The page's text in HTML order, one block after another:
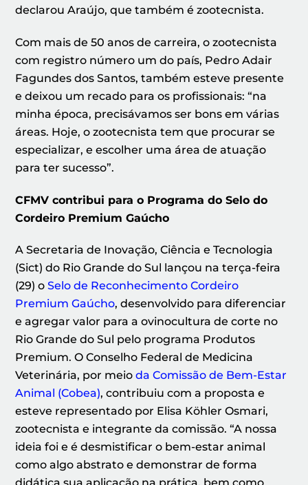
declarou Araújo, que também é zootecnista.
Com mais de 50 anos de carreira, o zootecnista
com registro número um do país, Pedro Adair
Fagundes dos Santos, também esteve presente
e deixou um recado para os profissionais: “na
minha época, precisávamos ser bons em várias
áreas. Hoje, o zootecnista tem que procurar se
especializar, e escolher uma área de atuação
para ter sucesso”.
CFMV contribui para o Programa do Selo do
Cordeiro Premium Gaúcho
A Secretaria de Inovação, Ciência e Tecnologia
(Sict) do Rio Grande do Sul lançou na terça-feira
(29) oSelo de Reconhecimento Cordeiro
Premium Gaúcho, desenvolvido para diferenciar
e agregar valor para a ovinocultura de corte no
Rio Grande do Sul pelo programa Produtos
Premium. O Conselho Federal de Medicina
Veterinária, por meioda Comissão de Bem-Estar
Animal (Cobea), contribuiu com a proposta e
esteve representado por Elisa Köhler Osmari,
zootecnista e integrante da comissão. “A nossa
ideia foi e é desmistificar o bem-estar animal
como algo abstrato e demonstrar de forma